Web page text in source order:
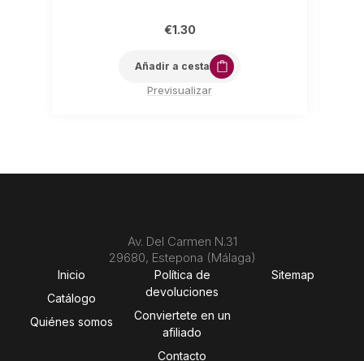
Añadir a cesta
Previsualizar
€1.30
Av. Del Carmen N.31
29680, Estepona (Málaga)
Inicio
Catálogo
Quiénes somos
Política de
devoluciones
Conviertete en un
afiliado
Contacto
Sitemap